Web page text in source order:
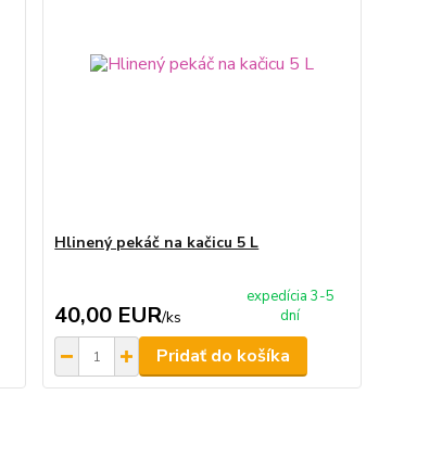
Hlinený pekáč na kačicu 5 L
40,00 EUR/ks
expedícia 3-5
dní
Pridať do košíka